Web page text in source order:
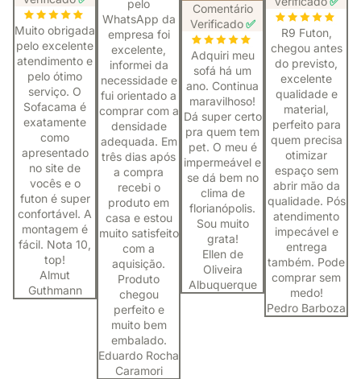
Muito obrigada
pelo excelente
atendimento e
pelo ótimo
serviço. O
Sofacama é
exatamente
como
apresentado
no site de
vocês e o
futon é super
confortável. A
montagem é
fácil. Nota 10,
top!
Almut
Guthmann
pelo
WhatsApp da
empresa foi
excelente,
informei da
necessidade e
fui orientado a
comprar com a
densidade
adequada. Em
três dias após
a compra
recebi o
produto em
casa e estou
muito satisfeito
com a
aquisição.
Produto
chegou
perfeito e
muito bem
embalado.
Eduardo Rocha
Caramori
Comentário
Verificado✅
Adquiri meu
sofá há um
ano. Continua
maravilhoso!
Dá super certo
pra quem tem
pet. O meu é
impermeável e
se dá bem no
clima de
florianópolis.
Sou muito
grata!
Ellen de
Oliveira
Albuquerque
R9 Futon,
chegou antes
do previsto,
excelente
qualidade e
material,
perfeito para
quem precisa
otimizar
espaço sem
abrir mão da
qualidade. Pós
atendimento
impecável e
entrega
também. Pode
comprar sem
medo!
Pedro Barboza